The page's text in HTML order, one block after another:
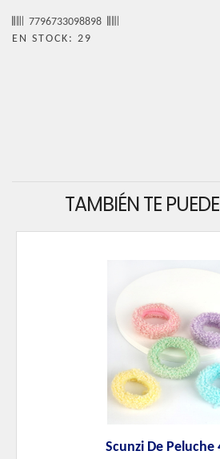
7796733098898
EN STOCK: 29
TAMBIÉN TE
Scunzi De Peluche